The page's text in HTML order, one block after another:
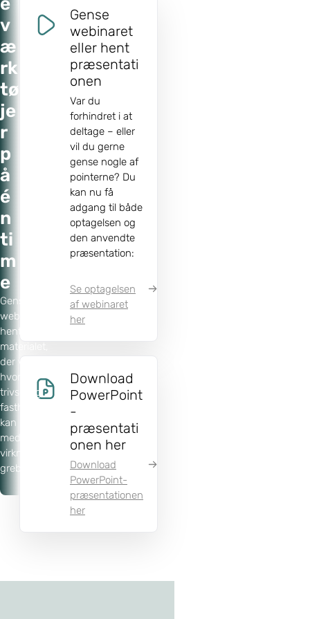
v
æ
rk
tø
je
r
p
å
é
n
ti
m
e
Gense
webinaret og
hent
materialet,
der viser,
hvordan
trivsel og
fastholdelse
kan styrkes
med enkle og
virkningsfulde
greb.
Gense
webinaret
eller hent
præsentati
onen
Var du
forhindret i at
deltage – eller
vil du gerne
gense nogle af
pointerne? Du
kan nu få
adgang til både
optagelsen og
den anvendte
præsentation:
Se optagelsen
af webinaret
her
Download
PowerPoint
-
præsentati
onen her
Download
PowerPoint-
præsentationen
her